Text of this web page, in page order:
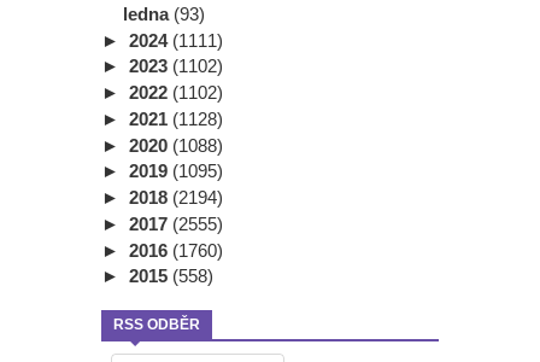
ledna (93)
► 2024 (1111)
► 2023 (1102)
► 2022 (1102)
► 2021 (1128)
► 2020 (1088)
► 2019 (1095)
► 2018 (2194)
► 2017 (2555)
► 2016 (1760)
► 2015 (558)
RSS ODBĚR